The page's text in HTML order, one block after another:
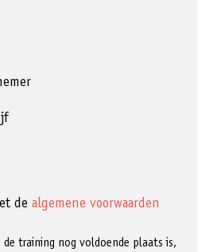
de algemene voorwaarden
de training nog voldoende plaats is,